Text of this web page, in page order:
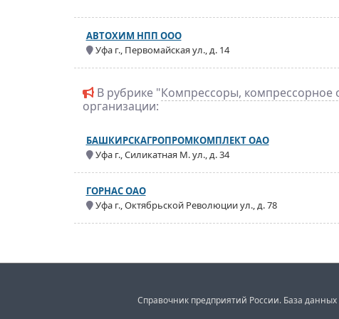
АВТОХИМ НПП ООО
Уфа г., Первомайская ул., д. 14
В рубрике "Компрессоры, компрессорное
организации:
БАШКИРСКАГРОПРОМКОМПЛЕКТ ОАО
Уфа г., Силикатная М. ул., д. 34
ГОРНАС ОАО
Уфа г., Октябрьской Революции ул., д. 78
Справочник предприятий России. База